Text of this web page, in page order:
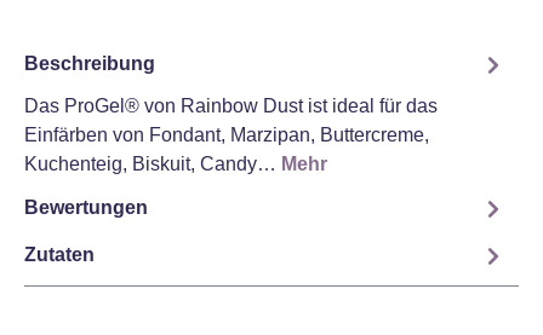
Beschreibung
Das ProGel® von Rainbow Dust ist ideal für das
Einfärben von Fondant, Marzipan, Buttercreme,
Kuchenteig, Biskuit, Candy… Mehr
Bewertungen
Zutaten